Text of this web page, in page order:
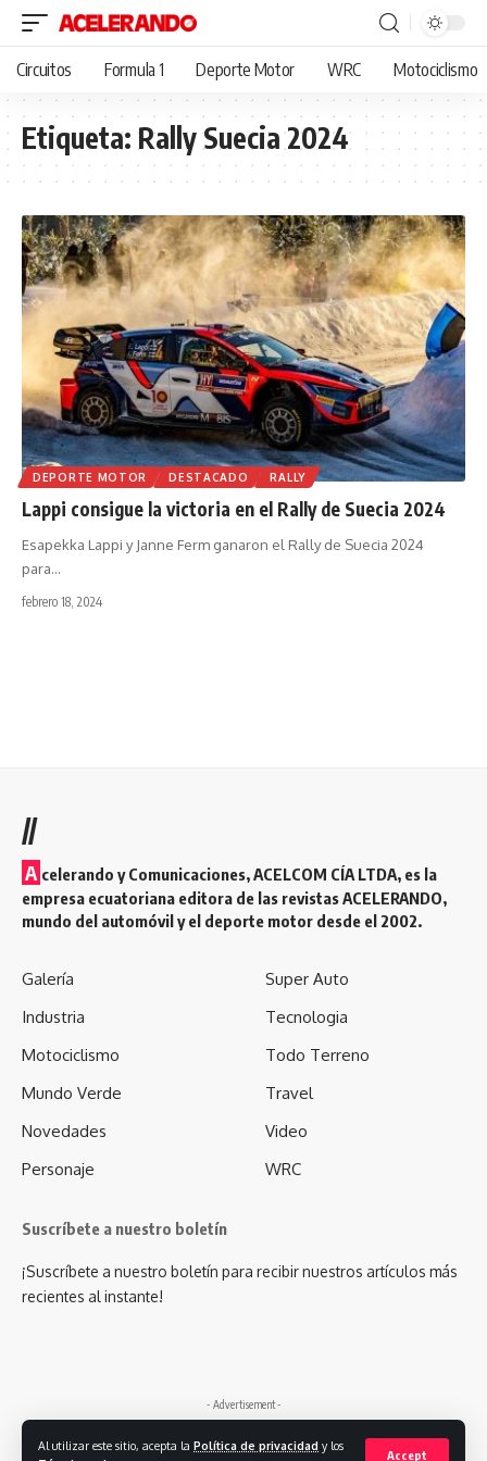
Al utilizar este sitio, acepta la Política de privacidad y los
Accept
Circuitos Formula 1 Deporte Motor WRC Motociclismo
Etiqueta:Rally Suecia 2024
DEPORTE MOTOR DESTACADO RALLY
Lappi consigue la victoria en el Rally de Suecia 2024
Esapekka Lappi y Janne Ferm ganaron el Rally de Suecia 2024
para…
febrero 18, 2024
//
A celerando y Comunicaciones, ACELCOM CÍA LTDA, es la
empresa ecuatoriana editora de las revistas ACELERANDO,
mundo del automóvil y el deporte motor desde el 2002.
Galería
Industria
Motociclismo
Mundo Verde
Novedades
Personaje
Super Auto
Tecnologia
Todo Terreno
Travel
Video
WRC
Suscríbete a nuestro boletín
¡Suscríbete a nuestro boletín para recibir nuestros artículos más
recientes al instante!
- Advertisement -